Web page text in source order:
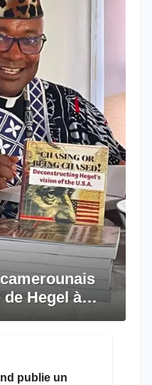
Hegel à
publie un